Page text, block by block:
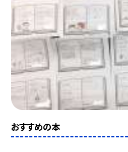
おすすめの本